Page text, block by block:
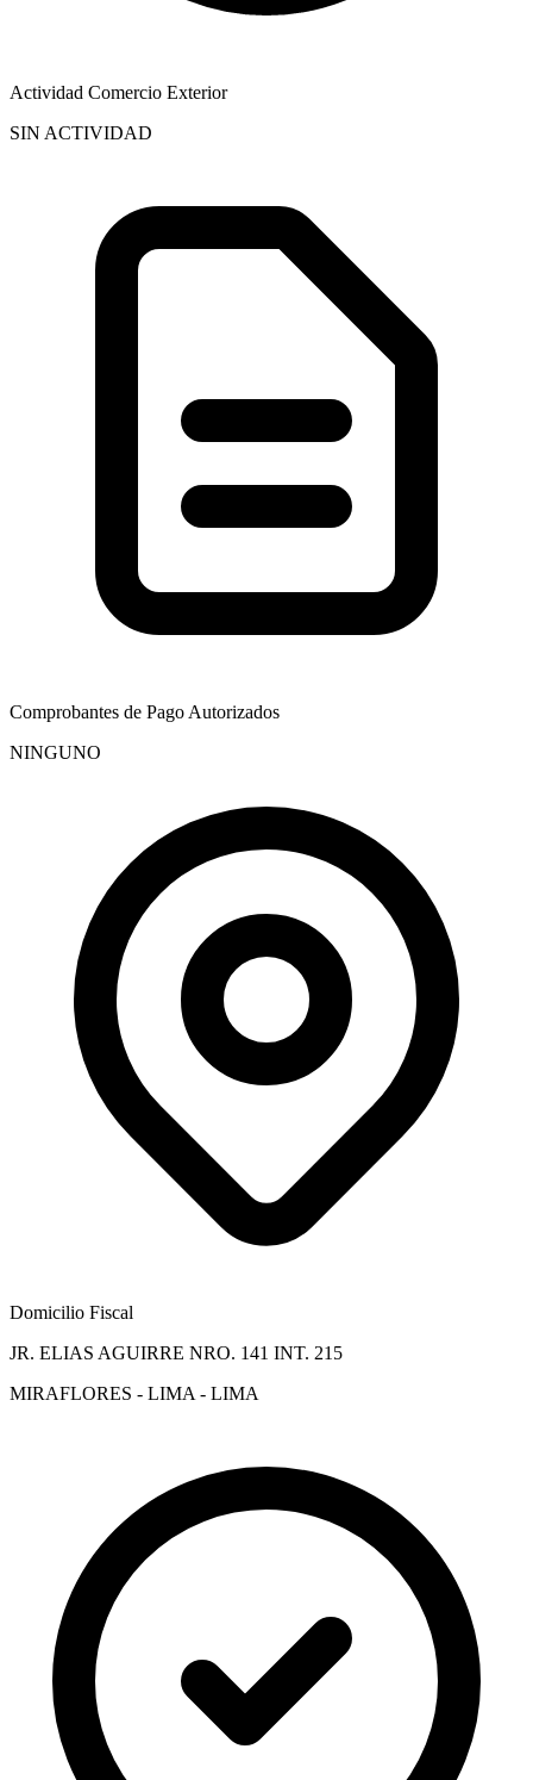
Actividad Comercio Exterior
SIN ACTIVIDAD
Comprobantes de Pago Autorizados
NINGUNO
Domicilio Fiscal
JR. ELIAS AGUIRRE NRO. 141 INT. 215
MIRAFLORES - LIMA - LIMA